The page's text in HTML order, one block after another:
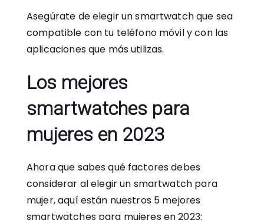
Asegúrate de elegir un smartwatch que sea
compatible con tu teléfono móvil y con las
aplicaciones que más utilizas.
Los mejores
smartwatches para
mujeres en 2023
Ahora que sabes qué factores debes
considerar al elegir un smartwatch para
mujer, aquí están nuestros 5 mejores
smartwatches para mujeres en 2023: